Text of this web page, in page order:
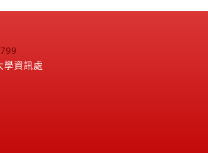
學資訊處